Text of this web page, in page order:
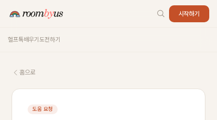
시작하기
헬프톡배우기도전하기
홈으로
도움 요청